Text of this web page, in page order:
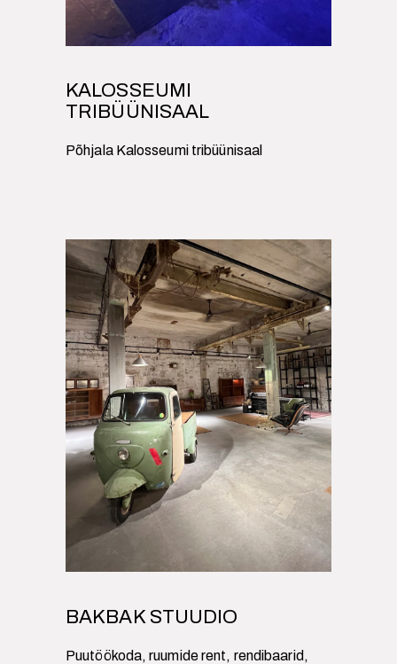
KALOSSEUMI
TRIBÜÜNISAAL
Põhjala Kalosseumi tribüünisaal
BAKBAK STUUDIO
Puutöökoda, ruumide rent, rendibaarid,